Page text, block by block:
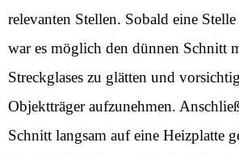
relevanten Stellen. Sobald eine
war es möglich den dünnen Schnitt
Streckglases zu glätten und
Objektträger aufzunehmen.
Schnitt langsam auf eine Heizplatte